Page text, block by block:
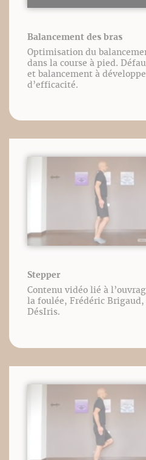
Balancement des bras
Optimisation du
dans la course à pied.
et balancement à
d’efficacité.
Stepper
Contenu vidéo lié à
la foulée, Frédéric
DésIris.